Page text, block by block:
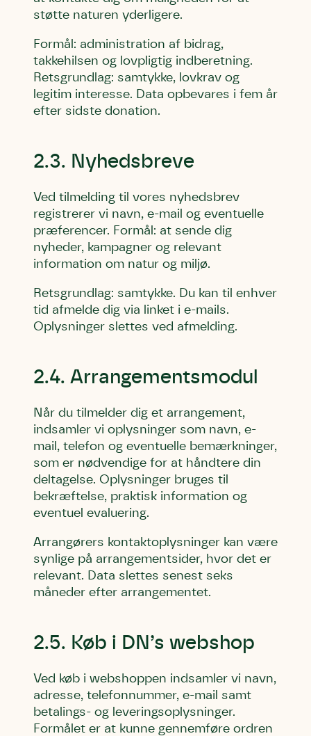
støtte naturen yderligere.
Formål: administration af bidrag,
takkehilsen og lovpligtig indberetning.
Retsgrundlag: samtykke, lovkrav og
legitim interesse. Data opbevares i fem år
efter sidste donation.
2.3. Nyhedsbreve
Ved tilmelding til vores nyhedsbrev
registrerer vi navn, e-mail og eventuelle
præferencer. Formål: at sende dig
nyheder, kampagner og relevant
information om natur og miljø.
Retsgrundlag: samtykke. Du kan til enhver
tid afmelde dig via linket i e-mails.
Oplysninger slettes ved afmelding.
2.4. Arrangementsmodul
Når du tilmelder dig et arrangement,
indsamler vi oplysninger som navn, e-
mail, telefon og eventuelle bemærkninger,
som er nødvendige for at håndtere din
deltagelse. Oplysninger bruges til
bekræftelse, praktisk information og
eventuel evaluering.
Arrangørers kontaktoplysninger kan være
synlige på arrangementsider, hvor det er
relevant. Data slettes senest seks
måneder efter arrangementet.
2.5. Køb i DN’s webshop
Ved køb i webshoppen indsamler vi navn,
adresse, telefonnummer, e-mail samt
betalings- og leveringsoplysninger.
Formålet er at kunne gennemføre ordren